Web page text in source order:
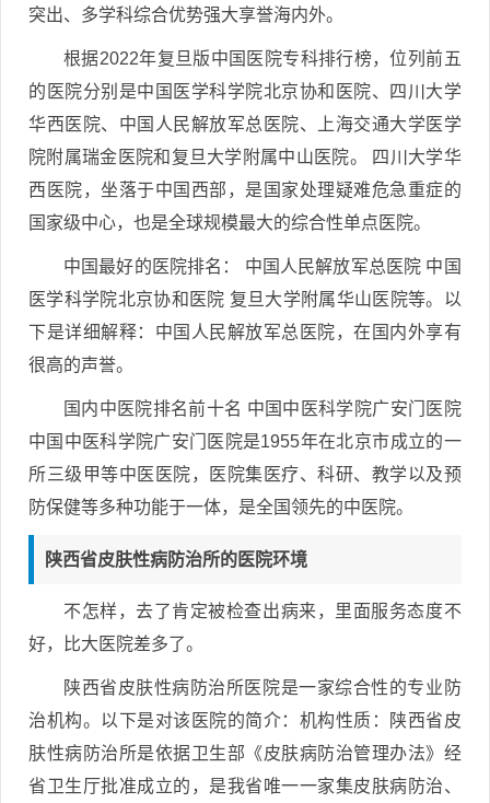
突出、多学科综合优势强大享誉海内外。
根据2022年复旦版中国医院专科排行榜，位列前五
的医院分别是中国医学科学院北京协和医院、四川大学
华西医院、中国人民解放军总医院、上海交通大学医学
院附属瑞金医院和复旦大学附属中山医院。 四川大学华
西医院，坐落于中国西部，是国家处理疑难危急重症的
国家级中心，也是全球规模最大的综合性单点医院。
中国最好的医院排名： 中国人民解放军总医院 中国
医学科学院北京协和医院 复旦大学附属华山医院等。以
下是详细解释：中国人民解放军总医院，在国内外享有
很高的声誉。
国内中医院排名前十名 中国中医科学院广安门医院
中国中医科学院广安门医院是1955年在北京市成立的一
所三级甲等中医医院，医院集医疗、科研、教学以及预
防保健等多种功能于一体，是全国领先的中医院。
陕西省皮肤性病防治所的医院环境
不怎样，去了肯定被检查出病来，里面服务态度不
好，比大医院差多了。
陕西省皮肤性病防治所医院是一家综合性的专业防
治机构。以下是对该医院的简介：机构性质：陕西省皮
肤性病防治所是依据卫生部《皮肤病防治管理办法》经
省卫生厅批准成立的，是我省唯一一家集皮肤病防治、